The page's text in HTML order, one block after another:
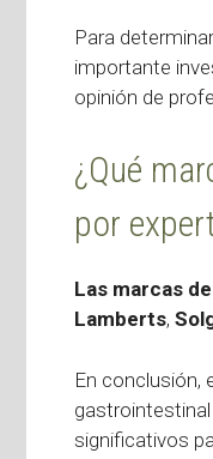
Para
importante
opinión de
¿Qué
por
Las marcas
Lamberts,
En conclusión,
significativos